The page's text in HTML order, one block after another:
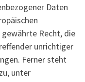
Daten
Recht, die
unrichtiger
Ferner steht
unter